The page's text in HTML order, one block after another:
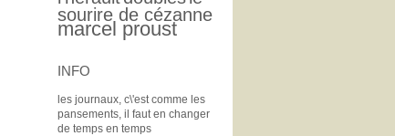
sourire de cézanne
marcel proust
INFO
les journaux, c\'est comme les
pansements, il faut en changer
de temps en temps